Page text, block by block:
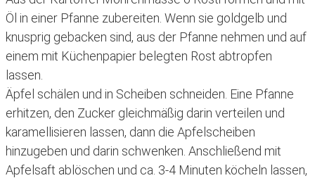
Öl in einer Pfanne zubereiten. Wenn sie goldgelb und
knusprig gebacken sind, aus der Pfanne nehmen und auf
einem mit Küchenpapier belegten Rost abtropfen
lassen.
Äpfel schälen und in Scheiben schneiden. Eine Pfanne
erhitzen, den Zucker gleichmäßig darin verteilen und
karamellisieren lassen, dann die Apfelscheiben
hinzugeben und darin schwenken. Anschließend mit
Apfelsaft ablöschen und ca. 3-4 Minuten köcheln lassen,